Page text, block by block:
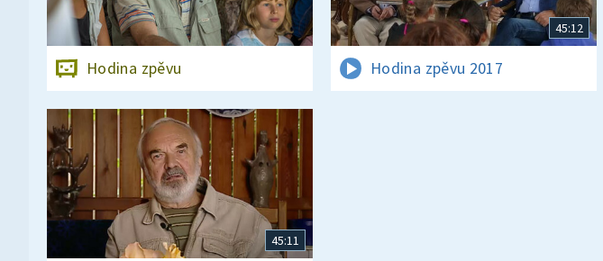
Hodina zpěvu
45:12
Hodina zpěvu 2017
45:11